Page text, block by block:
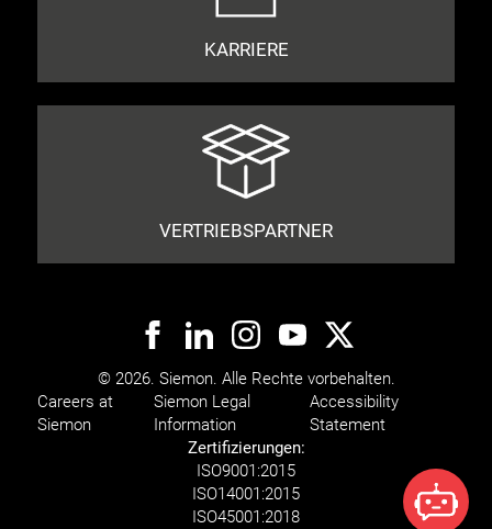
KARRIERE
VERTRIEBSPARTNER
© 2026. Siemon. Alle Rechte vorbehalten.
Careers at
Siemon
Siemon Legal
Information
Accessibility
Statement
Zertifizierungen:
ISO9001:2015
ISO14001:2015
ISO45001:2018